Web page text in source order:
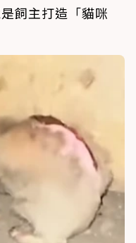
飼主打造「貓咪